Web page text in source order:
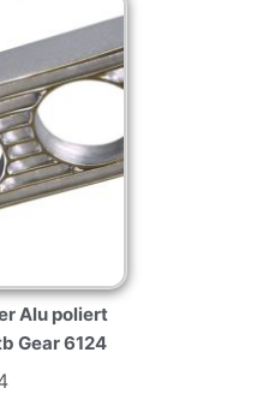
Alu poliert
Gear 6124